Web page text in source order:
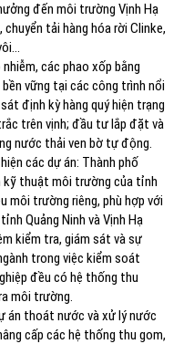
đến môi trường Vịnh Hạ
tải hàng hóa rời Clinke,
các phao xốp bằng
vững tại các công trình nổi
định kỳ hàng quý hiện trạng
trên vịnh; đầu tư lắp đặt và
nước thải ven bờ tự động.
các dự án: Thành phố
kỹ thuật môi trường của tỉnh
môi trường riêng, phù hợp với
Quảng Ninh và Vịnh Hạ
kiểm tra, giám sát và sự
trong việc kiểm soát
đều có hệ thống thu
môi trường.
án thoát nước và xử lý nước
cấp các hệ thống thu gom,